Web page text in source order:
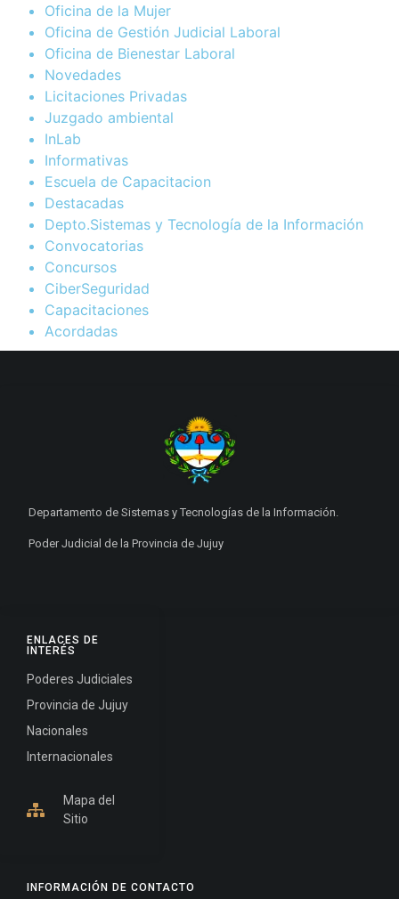
Oficina de la Mujer
Oficina de Gestión Judicial Laboral
Oficina de Bienestar Laboral
Novedades
Licitaciones Privadas
Juzgado ambiental
InLab
Informativas
Escuela de Capacitacion
Destacadas
Depto.Sistemas y Tecnología de la Información
Convocatorias
Concursos
CiberSeguridad
Capacitaciones
Acordadas
INFORMACIÓN DE CONTACTO
ENLACES DE
INTERÉS
Poderes Judiciales
Provincia de Jujuy
Nacionales
Internacionales
Mapa del
Sitio
Departamento de Sistemas y Tecnologías de la Información.
Poder Judicial de la Provincia de Jujuy